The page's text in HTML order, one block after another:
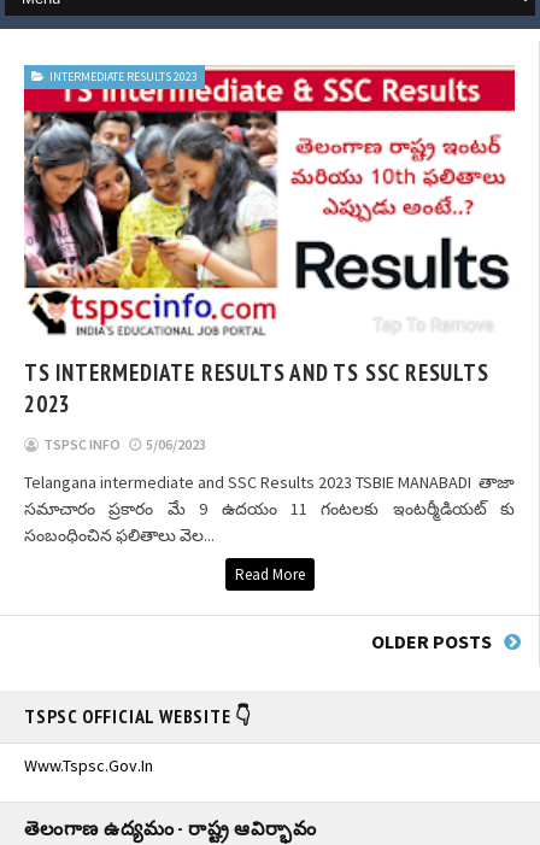
INTERMEDIATE RESULTS 2023
TS INTERMEDIATE RESULTS AND TS SSC RESULTS
2023
TSPSC INFO 5/06/2023
Telangana intermediate and SSC Results 2023 TSBIE MANABADI తాజా
సమాచారం ప్రకారం మే 9 ఉదయం 11 గంటలకు ఇంటర్మీడియట్‌ కు
సంబంధించిన ఫలితాలు వెల...
Read More
OLDER POSTS
TSPSC OFFICIAL WEBSITE 👇
Www.tspsc.gov.in
తెలంగాణ ఉద్యమం - రాష్ట్ర ఆవిర్భావం